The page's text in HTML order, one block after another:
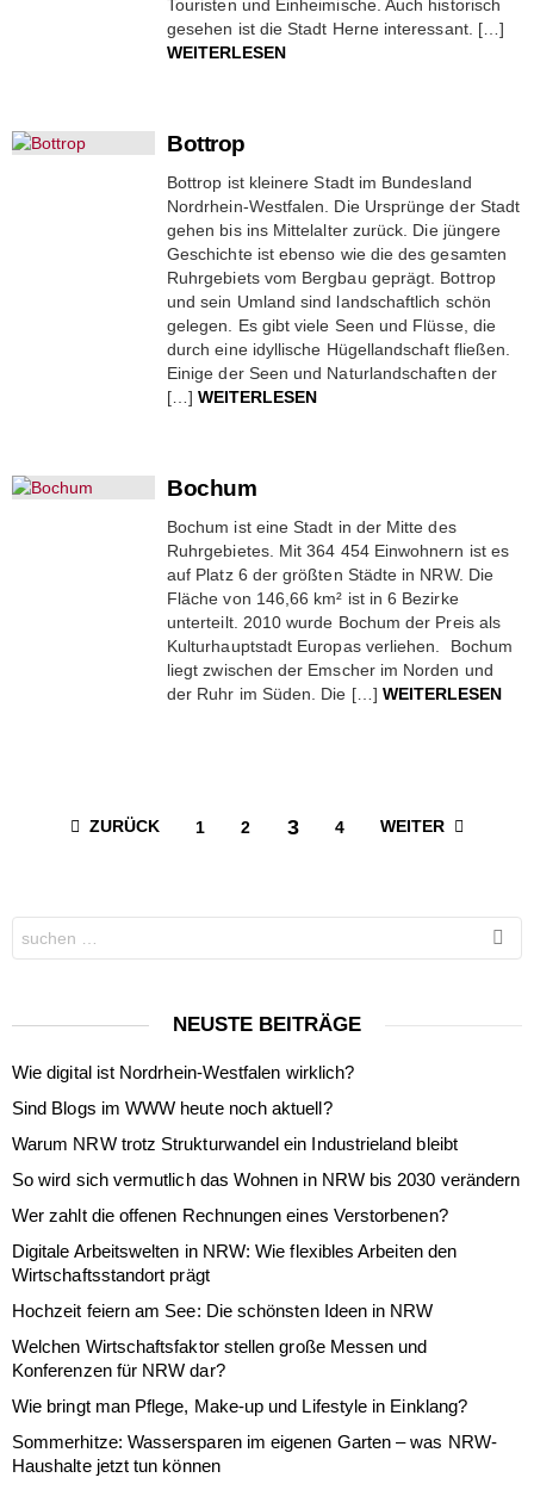
Touristen und Einheimische. Auch historisch
gesehen ist die Stadt Herne interessant. […]
WEITERLESEN
Bottrop
Bottrop ist kleinere Stadt im Bundesland
Nordrhein-Westfalen. Die Ursprünge der Stadt
gehen bis ins Mittelalter zurück. Die jüngere
Geschichte ist ebenso wie die des gesamten
Ruhrgebiets vom Bergbau geprägt. Bottrop
und sein Umland sind landschaftlich schön
gelegen. Es gibt viele Seen und Flüsse, die
durch eine idyllische Hügellandschaft fließen.
Einige der Seen und Naturlandschaften der
[…]WEITERLESEN
Bochum
Bochum ist eine Stadt in der Mitte des
Ruhrgebietes. Mit 364 454 Einwohnern ist es
auf Platz 6 der größten Städte in NRW. Die
Fläche von 146,66 km² ist in 6 Bezirke
unterteilt. 2010 wurde Bochum der Preis als
Kulturhauptstadt Europas verliehen. Bochum
liegt zwischen der Emscher im Norden und
der Ruhr im Süden. Die […] WEITERLESEN
ZURÜCK 1 2 3 4 WEITER
for:
NEUSTE BEITRÄGE
Wie digital ist Nordrhein-Westfalen wirklich?
Sind Blogs im WWW heute noch aktuell?
Warum NRW trotz Strukturwandel ein Industrieland bleibt
So wird sich vermutlich das Wohnen in NRW bis 2030 verändern
Wer zahlt die offenen Rechnungen eines Verstorbenen?
Digitale Arbeitswelten in NRW: Wie flexibles Arbeiten den
Wirtschaftsstandort prägt
Hochzeit feiern am See: Die schönsten Ideen in NRW
Welchen Wirtschaftsfaktor stellen große Messen und
Konferenzen für NRW dar?
Wie bringt man Pflege, Make-up und Lifestyle in Einklang?
Sommerhitze: Wassersparen im eigenen Garten – was NRW-
Haushalte jetzt tun können